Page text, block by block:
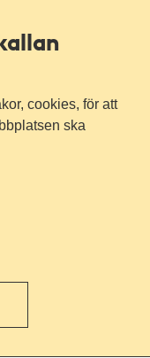
cookies, för att
ska